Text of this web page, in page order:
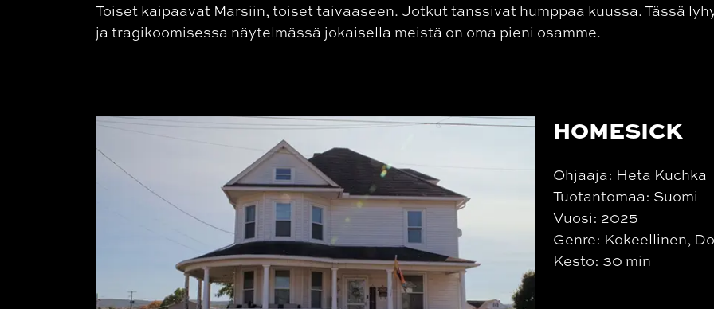
Toiset kaipaavat Marsiin, toiset taivaaseen. Jotkut tanssivat humppaa kuussa. Tässä
ja tragikoomisessa näytelmässä jokaisella meistä on oma pieni osamme.
HOMESICK
Ohjaaja: Heta Kuchka
Tuotantomaa: Suomi
Vuosi: 2025
Genre: Kokeellinen,
Kesto: 30 min